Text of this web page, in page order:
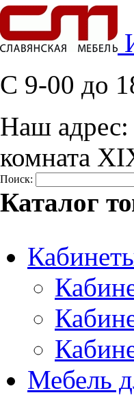
C 9-00 до
Наш адрес:
комната
Поиск:
Каталог
Мебель